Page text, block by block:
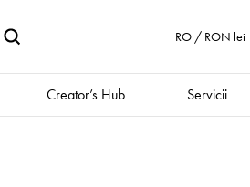
RO / RON lei
Creator’s Hub Servicii